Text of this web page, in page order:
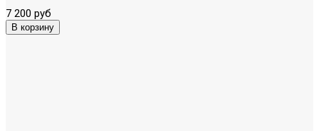
7 200 руб